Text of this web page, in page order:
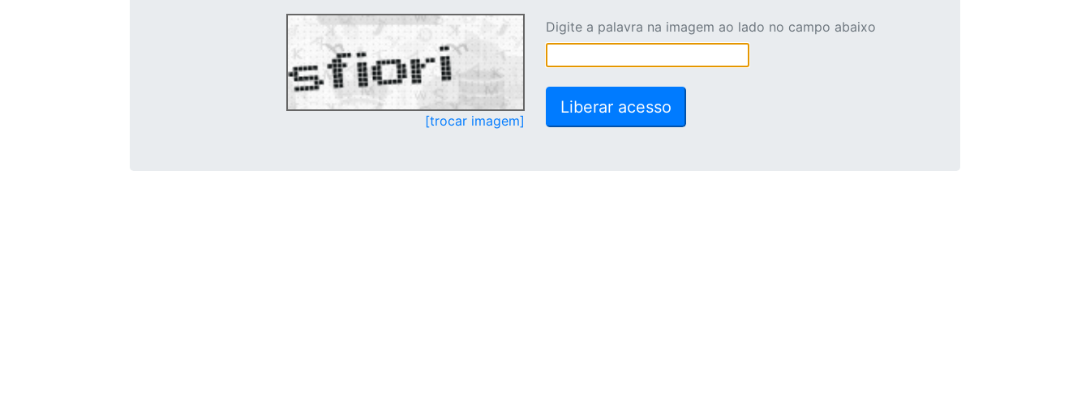
[trocar imagem]
Digite a palavra na imagem ao lado no campo abaixo